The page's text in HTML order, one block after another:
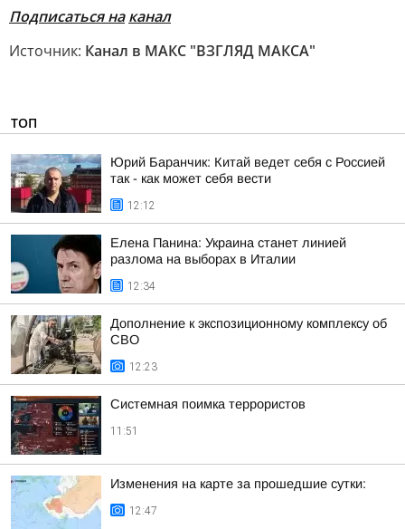
Подписаться на канал
Источник: Канал в МАКС "ВЗГЛЯД МАКСА"
ТОП
Юрий Баранчик: Китай ведет себя с Россией
так - как может себя вести
12:12
Елена Панина: Украина станет линией
разлома на выборах в Италии
12:34
Дополнение к экспозиционному комплексу об
СВО
12:23
Системная поимка террористов
11:51
Изменения на карте за прошедшие сутки:
12:47